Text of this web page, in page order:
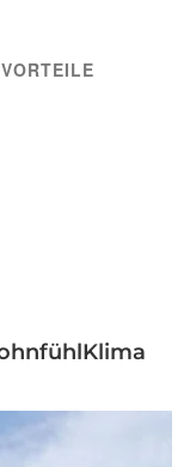
VORTEILE